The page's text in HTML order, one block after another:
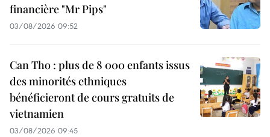
financière "Mr Pips"
03/08/2026 09:52
Can Tho : plus de 8 000 enfants issus
des minorités ethniques
bénéficieront de cours gratuits de
vietnamien
03/08/2026 09:45